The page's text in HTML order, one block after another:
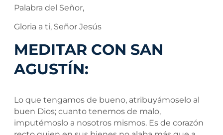
Palabra del Señor,
Gloria a ti, Señor Jesús
MEDITAR CON SAN
AGUSTÍN:
Lo que tengamos de bueno, atribuyámoselo al
buen Dios; cuanto tenemos de malo,
imputémoslo a nosotros mismos. Es de corazón